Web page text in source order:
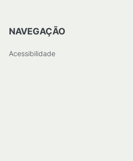
NAVEGAÇÃO
Acessibilidade